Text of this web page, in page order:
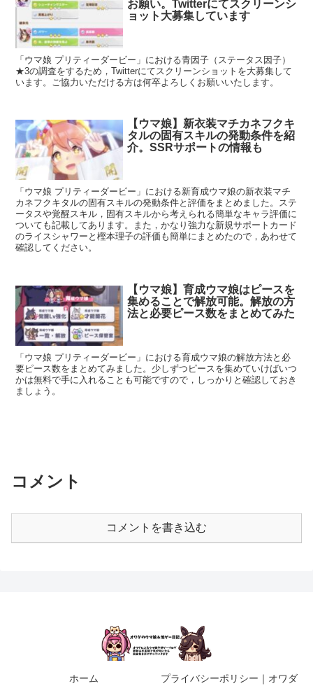
お願い。Twitterにてスクリーンシ
ョット大募集しています
「ウマ娘 プリティーダービー」における青因子（ステータス因子）
★3の調査をするため，Twitterにてスクリーンショットを大募集して
います。ご協力いただける方は何卒よろしくお願いいたします。
【ウマ娘】新衣装マチカネフクキ
タルの固有スキルの発動条件を紹
介。SSRサポートの情報も
「ウマ娘 プリティーダービー」における新育成ウマ娘の新衣装マチ
カネフクキタルの固有スキルの発動条件と評価をまとめました。ステ
ータスや覚醒スキル，固有スキルから考えられる簡単なキャラ評価に
ついても記載してあります。また，かなり強力な新規サポートカード
のライスシャワーと樫本理子の評価も簡単にまとめたので，あわせて
確認してください。
【ウマ娘】育成ウマ娘はピースを
集めることで解放可能。解放の方
法と必要ピース数をまとめてみた
「ウマ娘 プリティーダービー」における育成ウマ娘の解放方法と必
要ピース数をまとめてみました。少しずつピースを集めていけばいつ
かは無料で手に入れることも可能ですので，しっかりと確認しておき
ましょう。
コメント
コメントを書き込む
ホーム プライバシーポリシー｜オワダ